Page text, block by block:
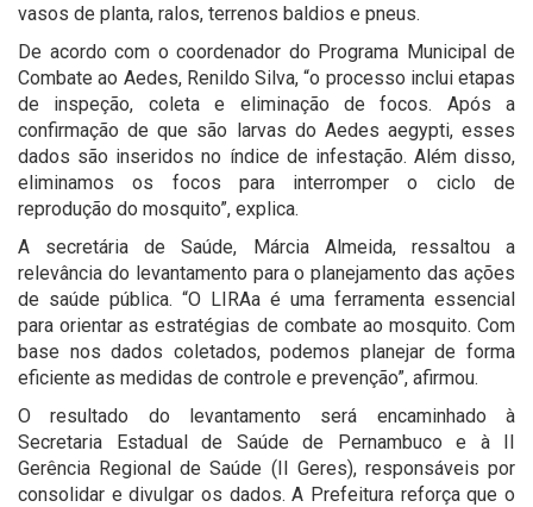
vasos de planta, ralos, terrenos baldios e pneus.
De acordo com o coordenador do Programa Municipal de
Combate ao Aedes, Renildo Silva, “o processo inclui etapas
de inspeção, coleta e eliminação de focos. Após a
confirmação de que são larvas do Aedes aegypti, esses
dados são inseridos no índice de infestação. Além disso,
eliminamos os focos para interromper o ciclo de
reprodução do mosquito”, explica.
A secretária de Saúde, Márcia Almeida, ressaltou a
relevância do levantamento para o planejamento das ações
de saúde pública. “O LIRAa é uma ferramenta essencial
para orientar as estratégias de combate ao mosquito. Com
base nos dados coletados, podemos planejar de forma
eficiente as medidas de controle e prevenção”, afirmou.
O resultado do levantamento será encaminhado à
Secretaria Estadual de Saúde de Pernambuco e à II
Gerência Regional de Saúde (II Geres), responsáveis por
consolidar e divulgar os dados. A Prefeitura reforça que o